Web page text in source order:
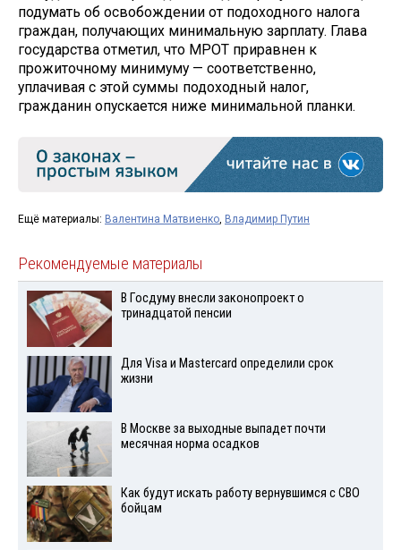
подумать об освобождении от подоходного налога
граждан, получающих минимальную зарплату. Глава
государства отметил, что МРОТ приравнен к
прожиточному минимуму — соответственно,
уплачивая с этой суммы подоходный налог,
гражданин опускается ниже минимальной планки.
Ещё материалы: Валентина Матвиенко, Владимир Путин
Рекомендуемые материалы
В Госдуму внесли законопроект о
тринадцатой пенсии
Для Visа и Mastercard определили срок
жизни
В Москве за выходные выпадет почти
месячная норма осадков
Как будут искать работу вернувшимся с СВО
бойцам